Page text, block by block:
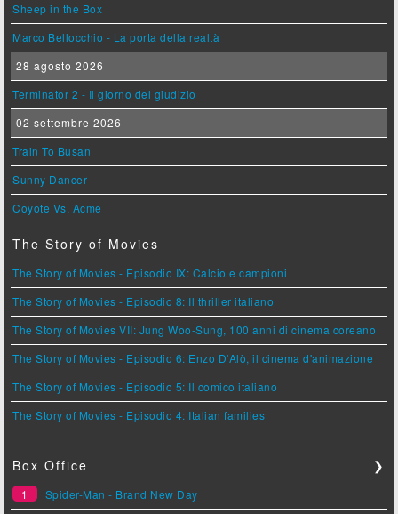
Sheep in the Box
Marco Bellocchio - La porta della realtà
28 agosto 2026
Terminator 2 - Il giorno del giudizio
02 settembre 2026
Train To Busan
Sunny Dancer
Coyote Vs. Acme
The Story of Movies
The Story of Movies - Episodio IX: Calcio e campioni
The Story of Movies - Episodio 8: Il thriller italiano
The Story of Movies VII: Jung Woo-Sung, 100 anni di cinema coreano
The Story of Movies - Episodio 6: Enzo D'Alò, il cinema d'animazione
The Story of Movies - Episodio 5: Il comico italiano
The Story of Movies - Episodio 4: Italian families
Box Office ❯
1
Spider-Man - Brand New Day